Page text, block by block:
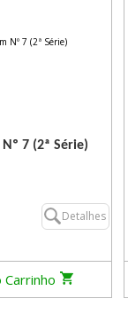
7 (2ª Série)
Detalhes
Carrinho